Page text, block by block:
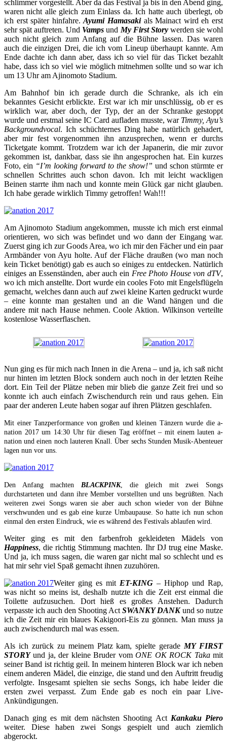
schlimmer vorgestellt. Aber da das Festival ja bis in den Abend ging,
waren nicht alle gleich zum Einlass da. Ich hatte auch überlegt, ob
ich erst später hinfahre.Ayumi Hamasakials Mainact wird eh erst
sehr spät auftreten. Und Vampsund My First Story werden sie wohl
auch nicht gleich zum Anfang auf die Bühne lassen. Das waren
auch die einzigen Drei, die ich vom Lineup überhaupt kannte. Am
Ende dachte ich dann aber, dass ich so viel für das Ticket bezahlt
habe, dass ich so viel wie möglich mitnehmen sollte und so war ich
um 13 Uhr am Ajinomoto Stadium.
Am Bahnhof bin ich gerade durch die Schranke, als ich ein
bekanntes Gesicht erblickte. Erst war ich mir unschlüssig, ob er es
wirklich war, aber doch, der Typ, der an der Schranke gestoppt
wurde und erstmal seine IC Card aufladen musste, war Timmy, Ayu’s
Backgroundvocal. Ich schüchternes Ding habe natürlich gehadert,
aber mir fest vorgenommen ihn anzusprechen, wenn er durchs
Ticketgate kommt. Trotzdem war ich der Japanerin, die mir zuvor
gekommen ist, dankbar, dass sie ihn angesprochen hat. Ein kurzes
Foto, ein “I’m looking forward to the show!” und schon stürmte er
schnellen Schrittes auch schon davon. Ich mit leicht wackligen
Beinen starrte ihm nach und konnte mein Glück gar nicht glauben.
Ich habe gerade wirklich Timmy getroffen! Wah!!!
Am Ajinomoto Stadium angekommen, musste ich mich erst einmal
orientieren, wo sich was befindet und wo dann der Eingang war.
Zuerst ging ich zur Goods Area, wo ich mir den Fächer und ein paar
Armbänder von Ayu holte. Auf der Fläche draußen (wo man noch
kein Ticket benötigt) gab es auch so einiges zu entdecken. Natürlich
einiges an Essenständen, aber auch ein Free Photo House von dTV,
wo ich mich anstellte. Dort wurde ein cooles Foto mit Engelsflügeln
gemacht, welches dann auch auf zwei kleine Karten gedruckt wurde
– eine konnte man gestalten und an die Wand hängen und die
andere mit nach Hause nehmen. Coole Aktion. Wilkinson verteilte
kostenlose Wasserflaschen.
Nun ging es für mich nach Innen in die Arena – und ja, ich saß nicht
nur hinten im letzten Block sondern auch noch in der letzten Reihe
dort. Ein Teil der Plätze neben mir blieb die ganze Zeit frei und so
konnte ich auch einfach Zwischendurch rein und raus gehen. Ein
paar der anderen Leute haben sogar auf ihren Plätzen geschlafen.
Mit einer Tanzperformance von großen und kleinen Tänzern wurde die a-
nation 2017 um 14:30 Uhr für diesen Tag eröffnet – mit einem lauten a-
nation und einen noch lauteren Knall. Über sechs Stunden Musik-Abenteuer
lagen nun vor uns.
Den Anfang machten BLACKPINK, die gleich mit zwei Songs
durchstarteten und dann ihre Member vorstellten und uns begrüßten. Nach
weiteren zwei Songs waren sie aber auch schon wieder von der Bühne
verschwunden und es gab eine kurze Umbaupause. So hatte ich nun schon
einmal den ersten Eindruck, wie es während des Festivals ablaufen wird.
Weiter ging es mit den farbenfroh gekleideten Mädels von
Happiness, die richtig Stimmung machten. Ihr DJ trug eine Maske.
Und ja, ich muss sagen, die waren gar nicht mal so schlecht und es
hat mir sehr viel Spaß gemacht ihnen zuzuhören.
Weiter ging es mit ET-KING – Hiphop und Rap,
was nicht so meins ist, deshalb nutzte ich die Zeit erst einmal die
Toilette aufzusuchen. Dort hieß es großes Anstehen. Dadurch
verpasste ich auch den Shooting Act SWANKY DANKund so nutze
ich die Zeit mir ein blaues Kakigoori-Eis zu gönnen. Man muss ja
auch zwischendurch mal was essen.
Als ich zurück zu meinem Platz kam, spielte gerade MY FIRST
STORYund ja, der kleine Bruder vomONE OK ROCK Takamit
seiner Band ist richtig geil. In meinem hinteren Block war ich neben
einem anderen Mädel, die einzige, die stand und den Auftritt freudig
verfolgte. Insgesamt spielten sie sechs Songs, ich habe leider die
ersten zwei verpasst. Zum Ende gab es noch ein paar Live-
Ankündigungen.
Danach ging es mit dem nächsten Shooting Act Kankaku Piero
weiter. Diese haben zwei Songs gespielt und auch ziemlich
abgerockt.